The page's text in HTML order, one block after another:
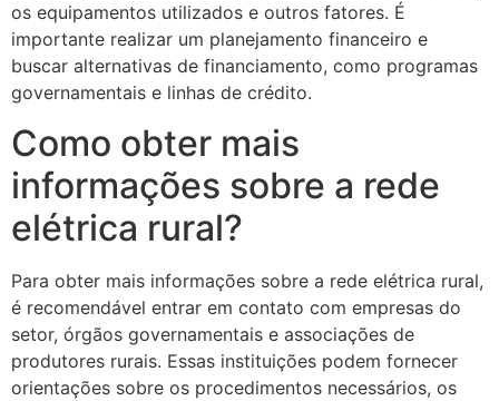
os equipamentos utilizados e outros fatores. É
importante realizar um planejamento financeiro e
buscar alternativas de financiamento, como programas
governamentais e linhas de crédito.
Como obter mais
informações sobre a rede
elétrica rural?
Para obter mais informações sobre a rede elétrica rural,
é recomendável entrar em contato com empresas do
setor, órgãos governamentais e associações de
produtores rurais. Essas instituições podem fornecer
orientações sobre os procedimentos necessários, os